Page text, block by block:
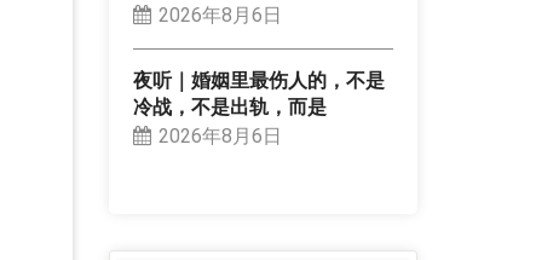
2026年8月6日
夜听｜婚姻里最伤人的，不是
冷战，不是出轨，而是
2026年8月6日